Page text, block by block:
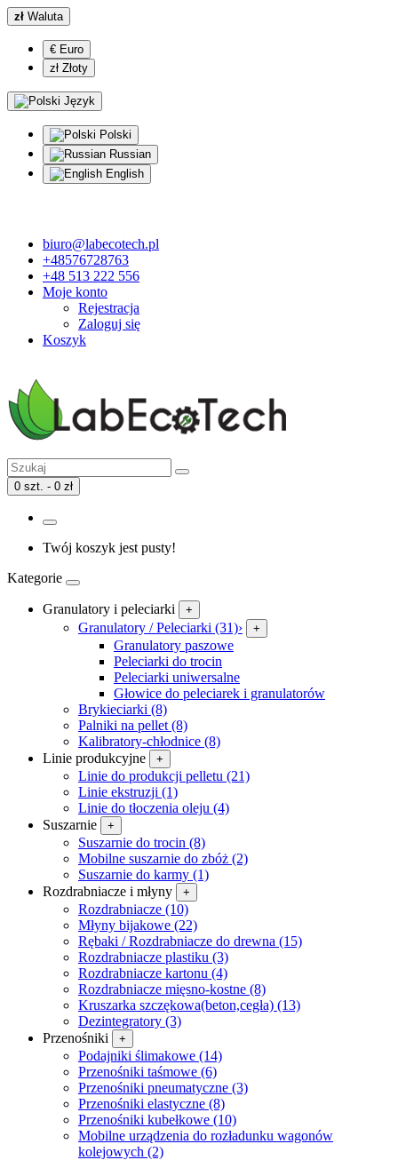
zł Waluta
€ Euro
zł Złoty
Język
Polski
Russian
English
biuro@labecotech.pl
+48576728763
+48 513 222 556
Moje konto
Rejestracja
Zaloguj się
Koszyk
0 szt. - 0 zł
Twój koszyk jest pusty!
Kategorie
Granulatory i peleciarki +
Granulatory / Peleciarki (31)› +
Granulatory paszowe
Peleciarki do trocin
Peleciarki uniwersalne
Głowice do peleciarek i granulatorów
Brykieciarki (8)
Palniki na pellet (8)
Kalibratory-chłodnice (8)
Linie produkcyjne
+
Linie do produkcji pelletu (21)
Linie ekstruzji (1)
Linie do tłoczenia oleju (4)
Suszarnie
+
Suszarnie do trocin (8)
Mobilne suszarnie do zbóż (2)
Suszarnie do karmy (1)
Rozdrabniacze i młyny
+
Rozdrabniacze (10)
Młyny bijakowe (22)
Rębaki / Rozdrabniacze do drewna (15)
Rozdrabniacze plastiku (3)
Rozdrabniacze kartonu (4)
Rozdrabniacze mięsno-kostne (8)
Kruszarka szczękowa(beton,cegła) (13)
Dezintegra­tory (3)
Przenośniki
+
Podajniki ślimakowe (14)
Przenośniki taśmowe (6)
Przenośniki pneumatyczne (3)
Przenośniki elastyczne (8)
Przenośniki kubełkowe (10)
Mobilne urządzenia do rozładunku wagonów
kolejowych (2)